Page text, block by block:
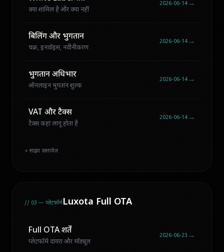
क्या शामिल है और क्या नहीं
2026-06-14 →
बिलिंग और भुगतान
चक्र, इनवॉइस, नवीनीकरण
2026-06-14 →
भुगतान अधिभार
ऑनलाइन भुगतान शुल्क
2026-06-14 →
VAT और टैक्स
टैक्स कहां लागू होता है
2026-06-14 →
+ साझा दस्तावेज़
// 03 — प्लेटफॉर्मLuxota Full OTA
Full OTA शर्तें
प्लेटफॉर्म दायरा और मॉड्यूल
2026-06-23 →